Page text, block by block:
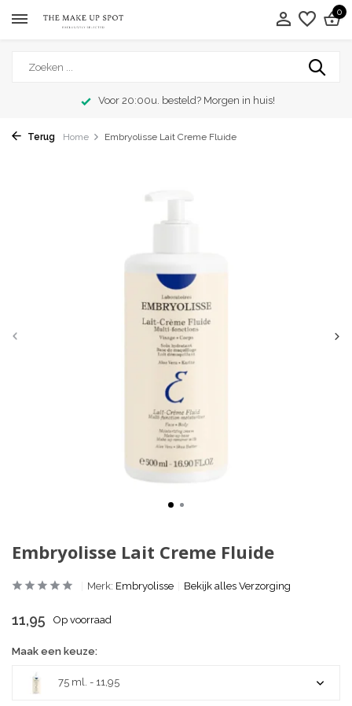
0
Voor 20:00u. besteld? Morgen in huis!
Terug Home Embryolisse Lait Creme Fluide
Embryolisse Lait Creme Fluide
Merk: Embryolisse Bekijk alles Verzorging
11,95 Op voorraad
Maak een keuze:
75 ml. - 11,95